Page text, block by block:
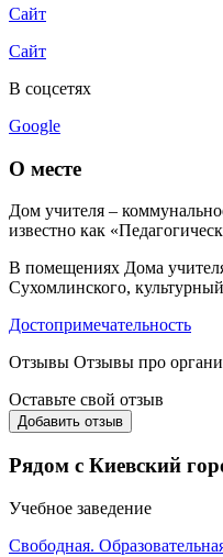
Сайт
Сайт
В соцсетях
Google
О месте
Дом учителя –
известно как
В помещениях Дома
Сухомлинского,
Достопримечательность
Отзывы Отзывы про
Оставьте свой отзыв
Добавить отзыв
Рядом с Киевский
Учебное заведение
Свободная.